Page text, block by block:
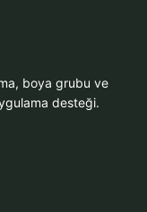
boya grubu ve
desteği.